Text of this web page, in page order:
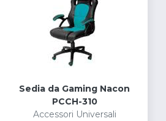
Sedia da Gaming Nacon
PCCH-310
Accessori Universali